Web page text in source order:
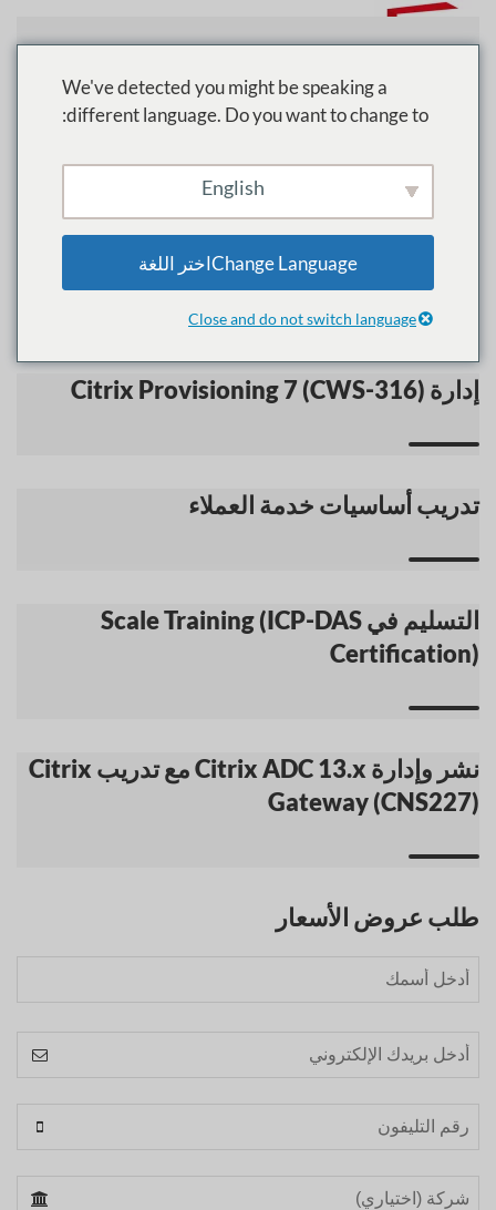
سيتريكس
سيتريكس
إدارة Citrix Provisioning 7 (CWS-316)
تدريب أساسيات خدمة العملاء
التسليم في Scale Training (ICP-DAS
Certification)
نشر وإدارة Citrix ADC 13.x مع تدريب Citrix
Gateway (CNS227)
طلب عروض الأسعار
We've detected you might be speaking a
different language. Do you want to change to:
English
Change Languageاختر اللغة
Close and do not switch language